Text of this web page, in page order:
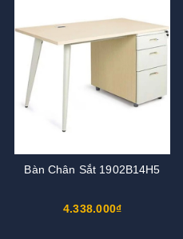
Bàn Chân Sắt 1902B14H5
4.338.000₫